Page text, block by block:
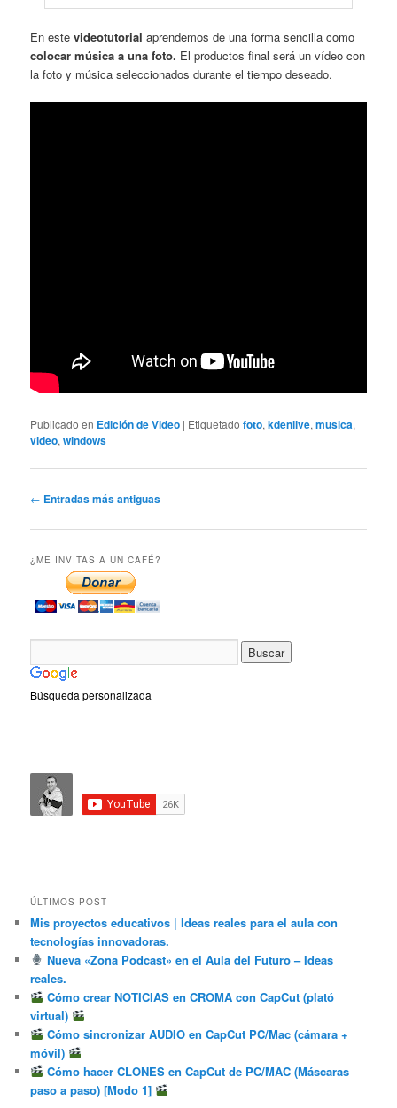
En estevideotutorial aprendemos de una forma sencilla como
colocar música a una foto. El productos final será un vídeo con
la foto y música seleccionados durante el tiempo deseado.
Publicado en Edición de Video | Etiquetado foto,kdenlive,musica,
video,windows
Navegador
artículos
← Entradas más antiguas
¿ME INVITAS A UN CAFÉ?
Búsqueda personalizada
ÚLTIMOS POST
Mis proyectos educativos | Ideas reales para el aula con
tecnologías innovadoras.
Nueva «Zona Podcast» en el Aula del Futuro – Ideas
reales.
Cómo crear NOTICIAS en CROMA con CapCut (plató
virtual)
Cómo sincronizar AUDIO en CapCut PC/Mac (cámara +
móvil)
Cómo hacer CLONES en CapCut de PC/MAC (Máscaras
paso a paso) [Modo 1]